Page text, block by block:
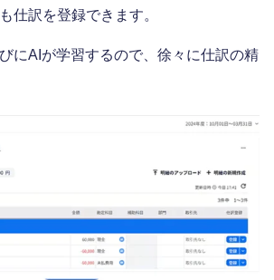
仕訳を登録できます。
にAIが学習するので、徐々に仕訳の精